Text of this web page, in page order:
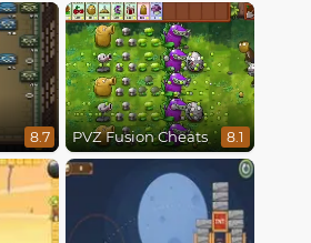
8.7 PVZ Fusion Cheats 8.1